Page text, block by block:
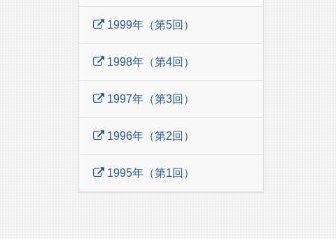
1999年（第5回）
1998年（第4回）
1997年（第3回）
1996年（第2回）
1995年（第1回）